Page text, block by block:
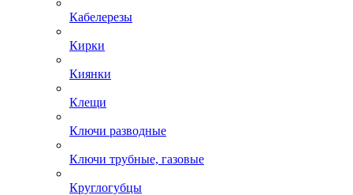
Кабелерезы
Кирки
Киянки
Клещи
Ключи разводные
Ключи трубные, газовые
Круглогубцы